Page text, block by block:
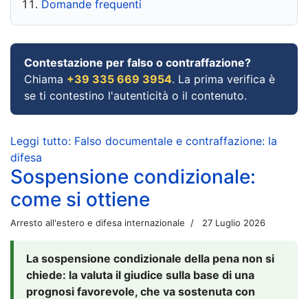
Domande frequenti
Contestazione per falso o contraffazione?
Chiama +39 335 669 3954. La prima verifica è
se ti contestino l'autenticità o il contenuto.
Leggi tutto: Falso documentale e contraffazione: la
difesa
Sospensione condizionale:
come si ottiene
Arresto all'estero e difesa internazionale 27 Luglio 2026
La sospensione condizionale della pena non si
chiede: la valuta il giudice sulla base di una
prognosi favorevole, che va sostenuta con